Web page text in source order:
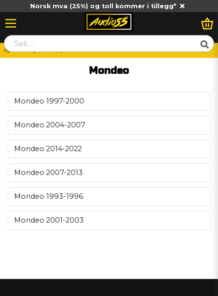
Norsk mva (25%) og toll kommer i tillegg*
Hjem Billjud Vad passar till min bil? Ford Mondeo
Mondeo
Mondeo 1997-2000
Mondeo 2004-2007
Mondeo 2014-2022
Mondeo 2007-2013
Mondeo 1993-1996
Mondeo 2001-2003